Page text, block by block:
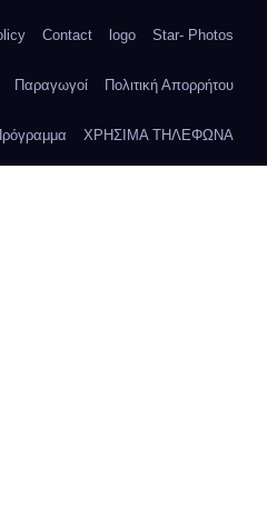
Contact logo Star- Photos
Παραγωγοί Πολιτική Απορρήτου
ΧΡΗΣΙΜΑ ΤΗΛΕΦΩΝΑ